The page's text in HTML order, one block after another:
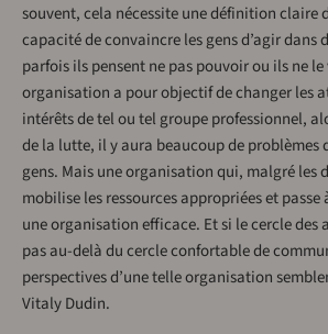
souvent, cela nécessite une définition claire
capacité de convaincre les gens d’agir dans
parfois ils pensent ne pas pouvoir ou ils ne
organisation a pour objectif de changer les
intérêts de tel ou tel groupe professionnel,
de la lutte, il y aura beaucoup de problèmes
gens. Mais une organisation qui, malgré
mobilise les ressources appropriées et
une organisation efficace. Et si le cercle des
pas au-delà du cercle confortable de
perspectives d’une telle organisation
Vitaly Dudin.